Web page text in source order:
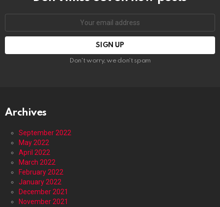
Don't worry, we don't spam
Archives
September 2022
May 2022
April 2022
March 2022
February 2022
January 2022
December 2021
November 2021